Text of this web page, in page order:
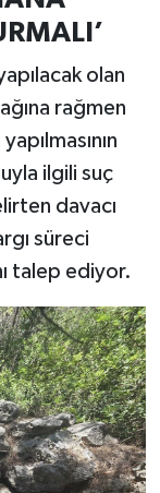
olan
rağmen
ilgili suç
davacı
süreci
talep ediyor.